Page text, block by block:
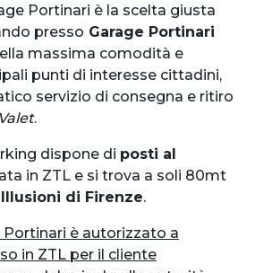
Portinari è la scelta giusta
presso Garage Portinari
massima comodità e
punti di interesse cittadini,
servizio di consegna e ritiro
.
dispone di posti al
in ZTL e si trova a soli 80mt
di Firenze.
Portinari è autorizzato a
in ZTL per il cliente